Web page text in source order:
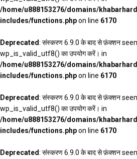
/home/u888153276/domains/
includes/functions.phpon line 6170
Deprecated: संस्करण 6.9.0 के बाद से फ़ंक्शन
wp_is_valid_utf8() का उपयोग करें। in
/home/u888153276/domains/
includes/functions.phpon line 6170
Deprecated: संस्करण 6.9.0 के बाद से फ़ंक्शन
wp_is_valid_utf8() का उपयोग करें। in
/home/u888153276/domains/
includes/functions.phpon line 6170
Deprecated: संस्करण 6.9.0 के बाद से फ़ंक्शन